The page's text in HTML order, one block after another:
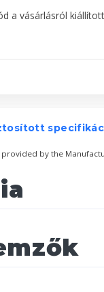
a vásárlásról
by the